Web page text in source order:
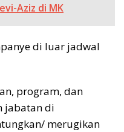
Aziz di MK
di luar jadwal
program, dan
jabatan di
merugikan